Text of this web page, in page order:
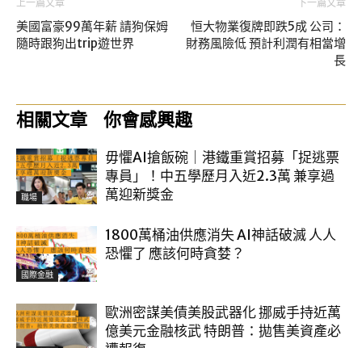
上一篇文章
美國富豪99萬年薪 請狗保姆
隨時跟狗出trip遊世界
下一篇文章
恒大物業復牌即跌5成 公司：
財務風險低 預計利潤有相當增
長
相關文章 你會感興趣
職場
毋懼AI搶飯碗｜港鐵重賞招募「捉逃票
專員」！中五學歷月入近2.3萬 兼享過
萬迎新獎金
國際金融
1800萬桶油供應消失 AI神話破滅 人人
恐懼了 應該何時貪婪？
歐洲密謀美債美股武器化 挪威手持近萬
億美元金融核武 特朗普：拋售美資產必